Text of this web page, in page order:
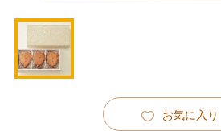
お気に入り